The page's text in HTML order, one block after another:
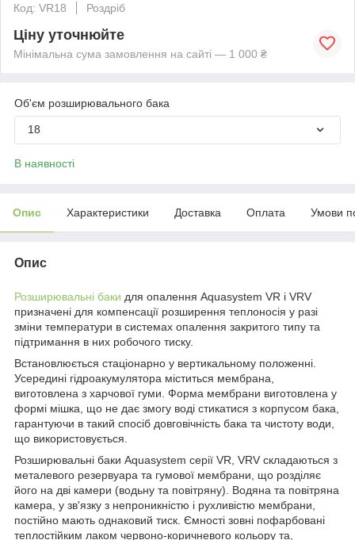
Код: VR18
Роздріб
Ціну уточнюйте
Мінімальна сума замовлення на сайті — 1 000 ₴
Об'єм розширювального бака
18
В наявності
Опис Характеристики Доставка Оплата Умови
Опис
Розширювальні баки для опалення Aquasystem VR і VRV
призначені для компенсації розширення теплоносія у разі
зміни температури в системах опалення закритого типу та
підтримання в них робочого тиску.
Встановлюється стаціонарно у вертикальному положенні.
Усередині гідроакумулятора міститься мембрана,
виготовлена з харчової гуми. Форма мембрани виготовлена у
формі мішка, що не дає змогу воді стикатися з корпусом бака,
гарантуючи в такий спосіб довговічність бака та чистоту води,
що використовується.
Розширювальні баки Aquasystem серії VR, VRV складаються з
металевого резервуара та гумової мембрани, що розділяє
його на дві камери (водьну та повітряну). Водяна та повітряна
камера, у зв'язку з непроникністю і рухливістю мембрани,
постійно мають однаковий тиск. Ємності зовні пофарбовані
теплостійким лаком червоно-коричневого кольору та,